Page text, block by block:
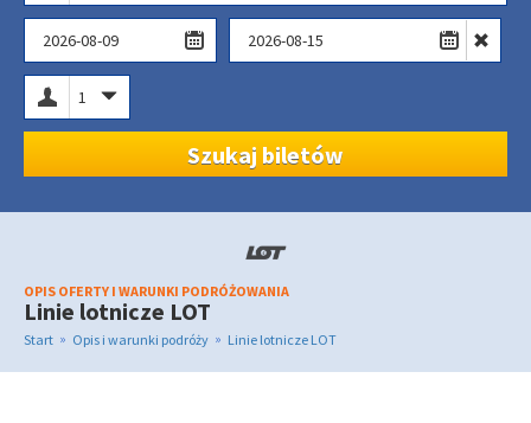
OPIS OFERTY I WARUNKI PODRÓŻOWANIA
Linie lotnicze LOT
Start » Opis i warunki podróży » Linie lotnicze LOT